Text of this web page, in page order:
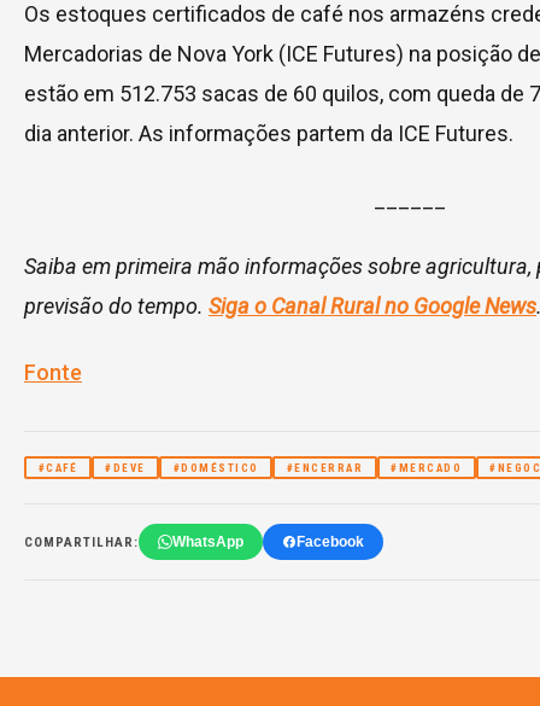
Os estoques certificados de café nos armazéns
Mercadorias de Nova York (ICE Futures) na posição
estão em 512.753 sacas de 60 quilos, com queda de
dia anterior. As informações partem da ICE Futures.
Saiba em primeira mão informações sobre agricultura,
previsão do tempo. Siga o Canal Rural no Google News
Fonte
#CAFÉ #DEVE #DOMÉSTICO #ENCERRAR #MERCADO
COMPARTILHAR: WhatsApp Facebook